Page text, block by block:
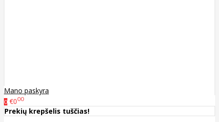
Mano paskyra
0 €000
Prekių krepšelis tuščias!